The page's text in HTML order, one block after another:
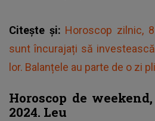
Citește și: Horoscop zilnic,
sunt încurajați să
lor. Balanțele au parte de o zi
Horoscop de
2024. Leu